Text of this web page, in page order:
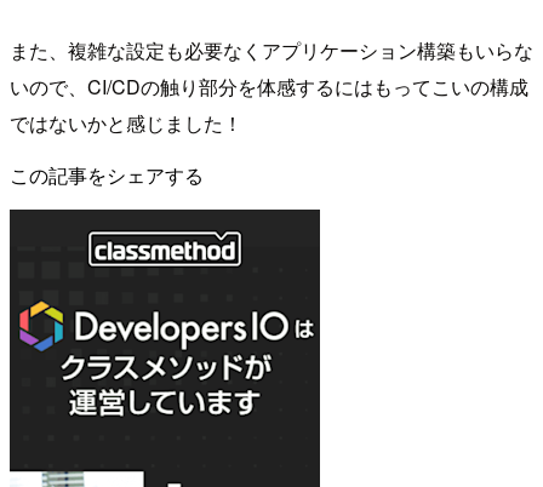
また、複雑な設定も必要なくアプリケーション構築もいらな
いので、CI/CDの触り部分を体感するにはもってこいの構成
ではないかと感じました！
この記事をシェアする